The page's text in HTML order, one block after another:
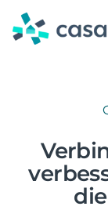
Zum
Inhalt
springen
Partnerlösungen
casavi AI Answer
casavi AI Automate
Ressourcen